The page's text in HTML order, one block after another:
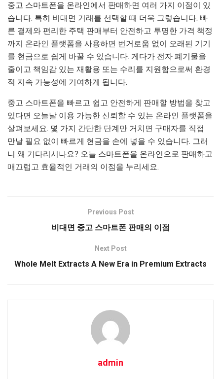
중고 스마트폰을 온라인에서 판매하면 여러 가지 이점이 있
습니다. 특히 비대면 거래를 선택할 때 더욱 그렇습니다. 빠
른 결제와 편리한 주택 판매부터 안전하고 투명한 가격 책정
까지 온라인 플랫폼을 사용하면 번거로움 없이 오래된 기기
를 현금으로 쉽게 바꿀 수 있습니다. 게다가 전자 폐기물을
줄이고 책임감 있는 재활용 또는 수리를 지원함으로써 환경
적 지속 가능성에 기여하게 됩니다.
중고 스마트폰을 빠르고 쉽고 안전하게 판매할 방법을 찾고
있다면 오늘날 이용 가능한 신뢰할 수 있는 온라인 플랫폼을
살펴보세요. 몇 가지 간단한 단계만 거치면 구매자를 직접
만날 필요 없이 빠르게 현금을 손에 넣을 수 있습니다. 그러
니 왜 기다리시나요? 오늘 스마트폰을 온라인으로 판매하고
매끄럽고 효율적인 거래의 이점을 누리세요.
Previous Post
비대면 중고 스마트폰 판매의 이점
Next Post
Whole Melt Extracts A New Era in Premium Extracts
admin